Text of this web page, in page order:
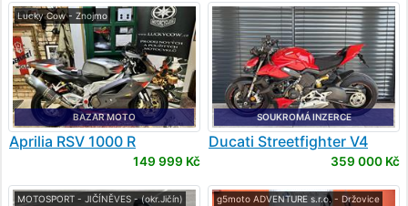
Lucky Cow - Znojmo
BAZAR MOTO
Aprilia RSV 1000 R
149 999 Kč
SOUKROMÁ INZERCE
Ducati Streetfighter V4
359 000 Kč
MOTOSPORT - JIČÍNĚVES - (okr.Jičín) g5moto ADVENTURE s.r.o. - Držovice